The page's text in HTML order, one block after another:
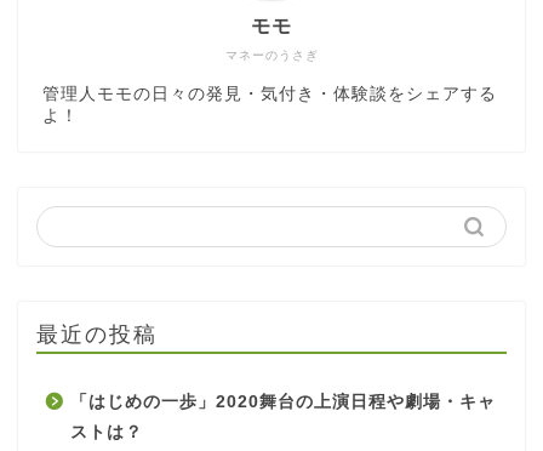
マネーのうさぎ
モモ
管理人モモの日々の発見・気付き・体験談をシェアする
よ！
最近の投稿
「はじめの一歩」2020舞台の上演日程や劇場・キャ
ストは？